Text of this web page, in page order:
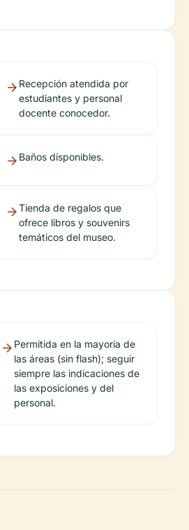
Recepción atendida por
estudiantes y personal
docente conocedor.
Baños disponibles.
Tienda de regalos que
ofrece libros y souvenirs
temáticos del museo.
Permitida en la mayoría de
las áreas (sin flash); seguir
siempre las indicaciones de
las exposiciones y del
personal.